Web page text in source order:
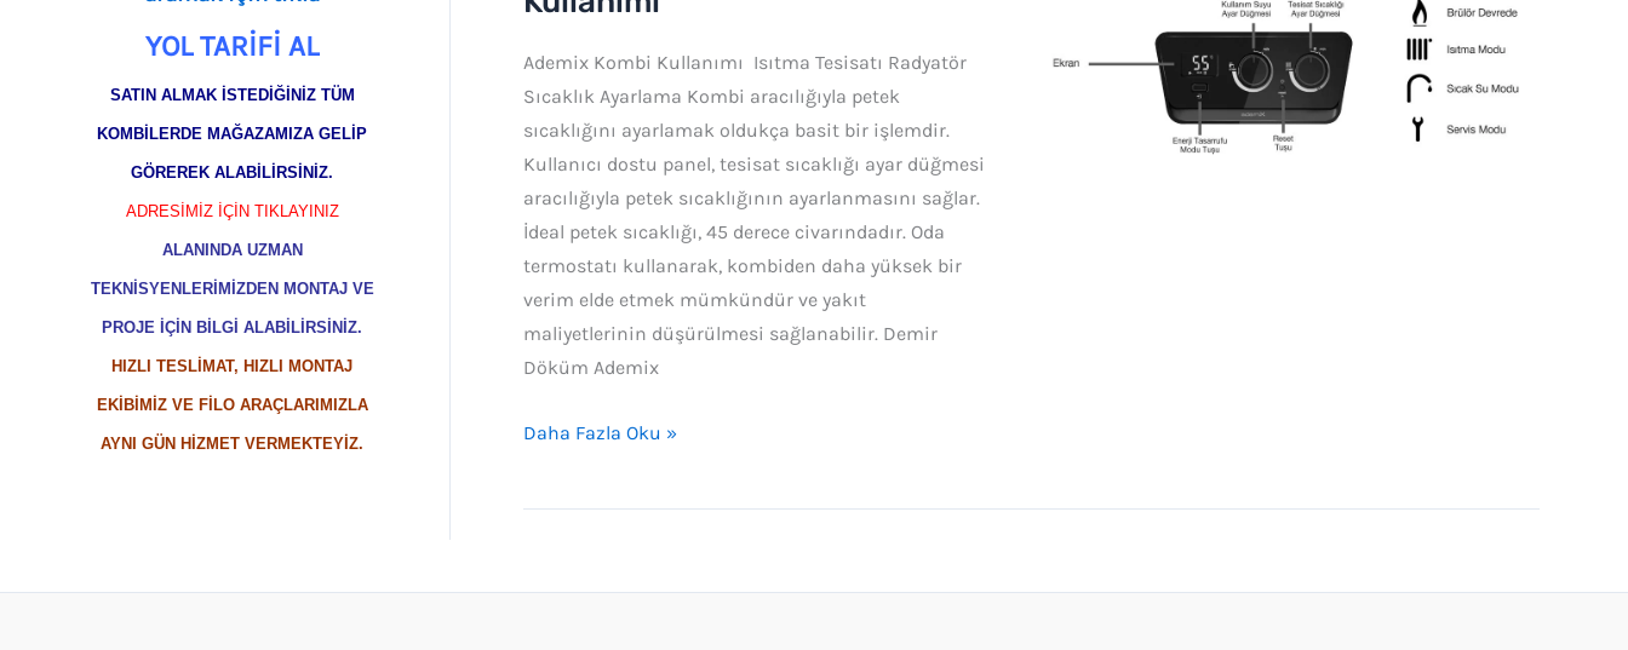
YOL TARİFİ AL
SATIN ALMAK İSTEDİĞİNİZ TÜM
KOMBİLERDE MAĞAZAMIZA GELİP
GÖREREK ALABİLİRSİNİZ.
ADRESİMİZ İÇİN TIKLAYINIZ
ALANINDA UZMAN
TEKNİSYENLERİMİZDEN MONTAJ VE
PROJE İÇİN BİLGİ ALABİLİRSİNİZ.
HIZLI TESLİMAT, HIZLI MONTAJ
EKİBİMİZ VE FİLO ARAÇLARIMIZLA
AYNI GÜN HİZMET VERMEKTEYİZ.
Ademix Kombi Kullanımı ​ Isıtma Tesisatı Radyatör
Sıcaklık Ayarlama Kombi aracılığıyla petek
sıcaklığını ayarlamak oldukça basit bir işlemdir.
Kullanıcı dostu panel, tesisat sıcaklığı ayar düğmesi
aracılığıyla petek sıcaklığının ayarlanmasını sağlar.
İdeal petek sıcaklığı, 45 derece civarındadır. Oda
termostatı kullanarak, kombiden daha yüksek bir
verim elde etmek mümkündür ve yakıt
maliyetlerinin düşürülmesi sağlanabilir. Demir
Döküm Ademix
Kullanımı
Daha Fazla Oku »